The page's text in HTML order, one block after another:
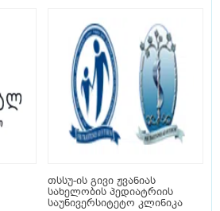
თსსუ-ის გივი ჟვანიას
სახელობის პედიატრიის
საუნივერსიტეტო კლინიკა